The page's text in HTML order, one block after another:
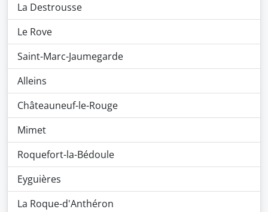
La Destrousse
Le Rove
Saint-Marc-Jaumegarde
Alleins
Châteauneuf-le-Rouge
Mimet
Roquefort-la-Bédoule
Eyguières
La Roque-d'Anthéron